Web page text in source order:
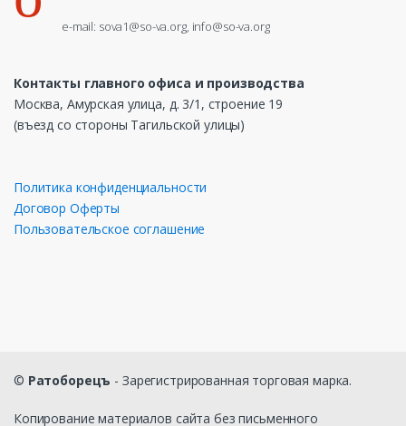
e-mail: sova1@so-va.org, info@so-va.org
Контакты главного офиса и производства
Москва, Амурская улица, д. 3/1, строение 19
(въезд со стороны Тагильской улицы)
Политика конфиденциальности
Договор Оферты
Пользовательское соглашение
© Ратоборецъ - Зарегистрированная торговая марка.
Копирование материалов сайта без письменного